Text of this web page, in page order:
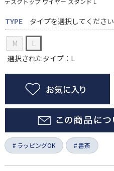
TYPE
タイプを選択してください
M
L
選択されたタイプ：L
ラッピングOK 書斎